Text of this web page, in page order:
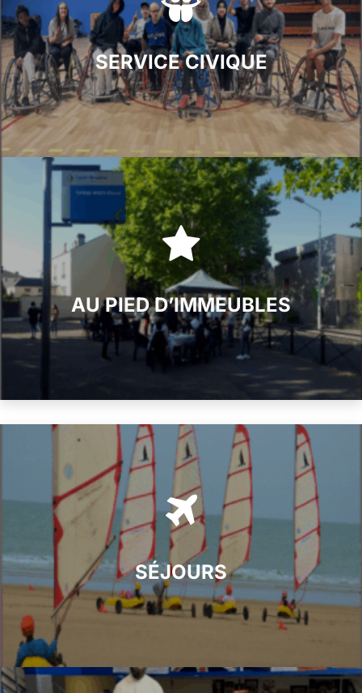
SERVICE CIVIQUE
AU PIED D’IMMEUBLES
SÉJOURS